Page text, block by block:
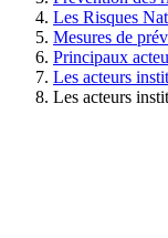
Les Risques
Mesures de
Principaux
Les acteurs
Les acteurs